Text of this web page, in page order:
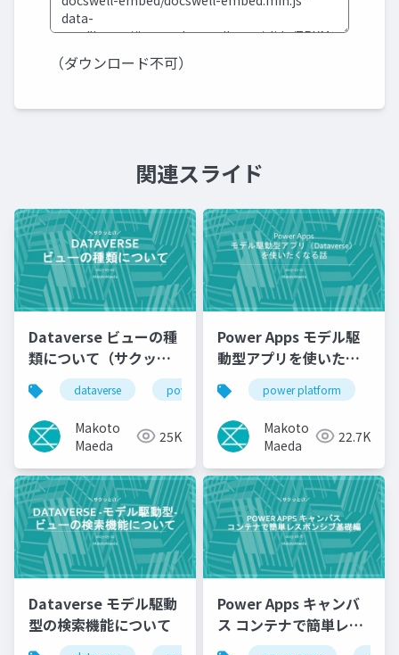
（ダウンロード不可）
関連スライド
Dataverse ビューの種
類について（サクッと
LT）
dataverse power apps
Makoto
Maeda
25K
Power Apps モデル駆
動型アプリを使いたく
なる話power platform
Makoto
Maeda
22.7K
Dataverse モデル駆動
型の検索機能について
Power Apps キャンバ
ス コンテナで簡単レス
ポンシブ 基礎編（サク